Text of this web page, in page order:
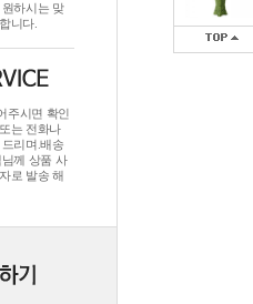
하시는 맞
니다.
주시면 확인
는 전화나
리며.배송
께 상품 사
로 발송 해